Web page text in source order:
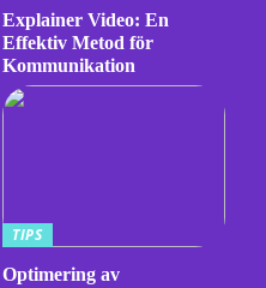
Explainer Video: En
Effektiv Metod för
Kommunikation
TIPS
Optimering av